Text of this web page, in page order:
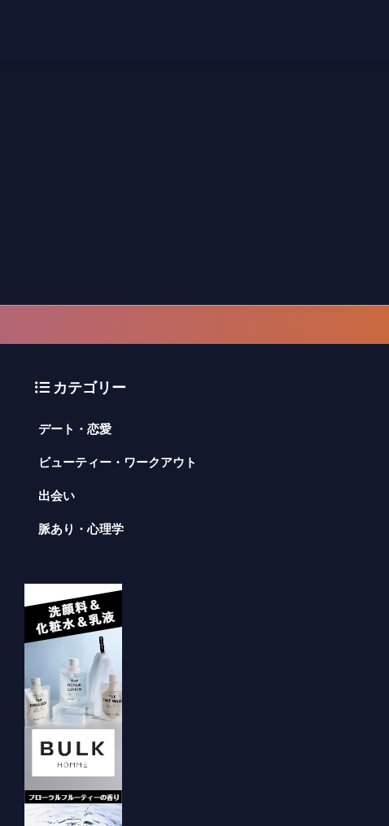
カテゴリー
デート・恋愛
ビューティー・ワークアウト
出会い
脈あり・心理学